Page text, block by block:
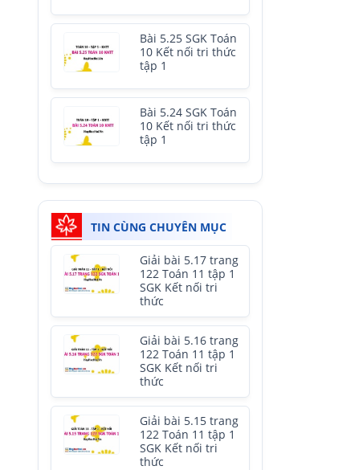
Bài 5.25 SGK Toán
10 Kết nối tri thức
tập 1
Bài 5.24 SGK Toán
10 Kết nối tri thức
tập 1
TIN CÙNG CHUYÊN MỤC
Giải bài 5.17 trang
122 Toán 11 tập 1
SGK Kết nối tri
thức
Giải bài 5.16 trang
122 Toán 11 tập 1
SGK Kết nối tri
thức
Giải bài 5.15 trang
122 Toán 11 tập 1
SGK Kết nối tri
thức